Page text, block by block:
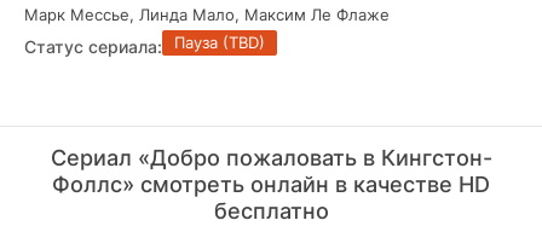
Марк Мессье, Линда Мало, Максим Ле Флаже
Статус сериала: Пауза (TBD)
Сериал «Добро пожаловать в Кингстон-
Фоллс» смотреть онлайн в качестве HD
бесплатно